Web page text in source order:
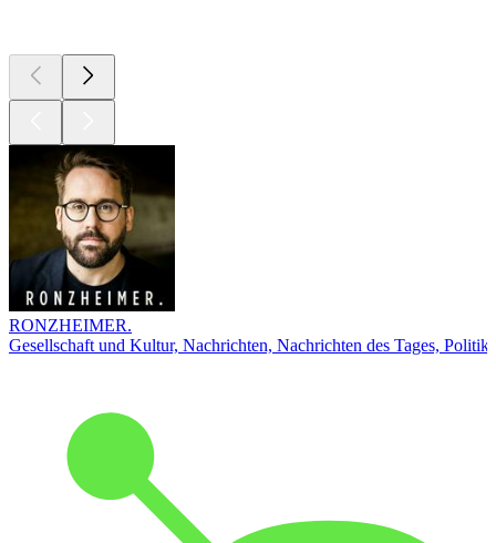
RONZHEIMER.
Gesellschaft und Kultur, Nachrichten, Nachrichten des Tages, Politik